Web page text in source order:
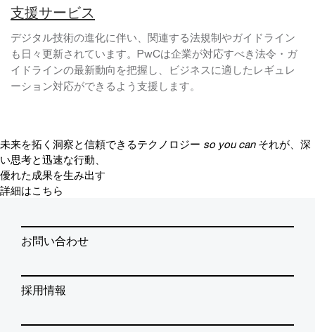
支援サービス
デジタル技術の進化に伴い、関連する法規制やガイドライン
も日々更新されています。PwCは企業が対応すべき法令・ガ
イドラインの最新動向を把握し、ビジネスに適したレギュレ
ーション対応ができるよう支援します。
未来を拓く洞察と信頼できるテクノロジー so you can それが、深
い思考と迅速な行動、
優れた成果を生み出す
詳細はこちら
お問い合わせ
採用情報